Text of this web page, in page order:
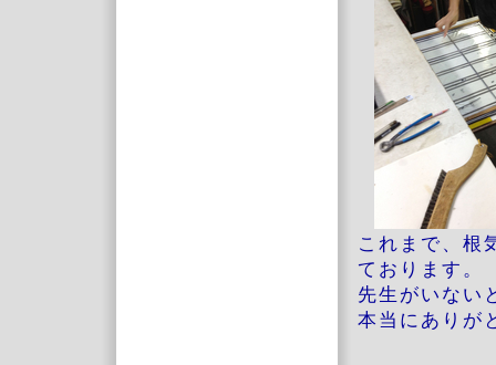
これまで、根
ております。
先生がいない
本当にありが